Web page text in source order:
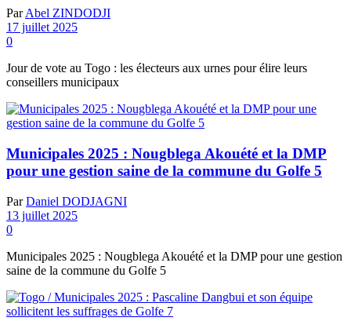
Par Abel ZINDODJI
17 juillet 2025
0
Jour de vote au Togo : les électeurs aux urnes pour élire leurs
conseillers municipaux
Municipales 2025 : Nougblega Akouété et la DMP
pour une gestion saine de la commune du Golfe 5
Par Daniel DODJAGNI
13 juillet 2025
0
Municipales 2025 : Nougblega Akouété et la DMP pour une gestion
saine de la commune du Golfe 5